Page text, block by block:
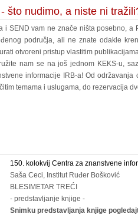
što nudimo, a niste ni
i SEND vam ne znače ništa posebno, a
područja, ali ne znate odakle
otvoreni pristup vlastitim
nam se na još jednom KEKS-u,
informacije IRB-a! Od
temama i uslugama, do rezervacija
150. kolokvij Centra za znanstvene
Saša Ceci, Institut Ruđer Bošković
BLESIMETAR TREĆI
- predstavljanje knjige -
Snimku predstavljanja knjige